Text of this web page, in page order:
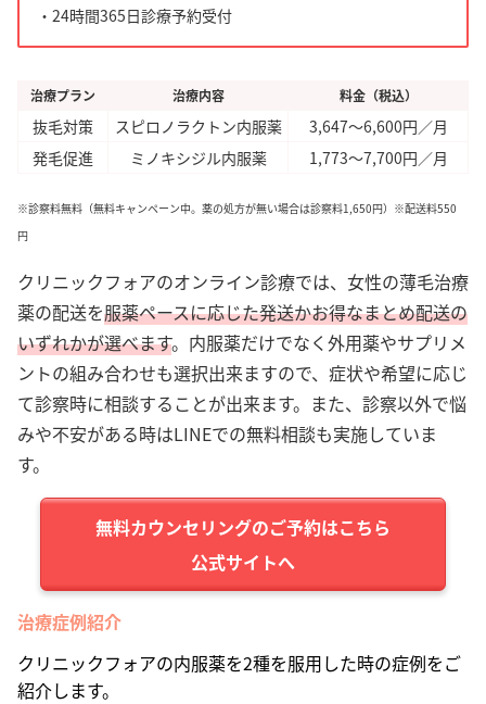
・24時間365日診療予約受付
治療プラン 治療内容 料金（税込）
抜毛対策 スピロノラクトン内服薬
3,647～6,600円／月
発毛促進
ミノキシジル内服薬 1,773～7,700円／月
※診察料無料（無料キャンペーン中。薬の処方が無い場合は診察料1,650円）※配送料550
円
クリニックフォアのオンライン診療では、女性の薄毛治療
薬の配送を服薬ペースに応じた発送かお得なまとめ配送の
いずれかが選べます。内服薬だけでなく外用薬やサプリメ
ントの組み合わせも選択出来ますので、症状や希望に応じ
て診察時に相談することが出来ます。また、診察以外で悩
みや不安がある時はLINEでの無料相談も実施していま
す。
公式サイトへ
治療症例紹介
クリニックフォアの内服薬を2種を服用した時の症例をご
紹介します。